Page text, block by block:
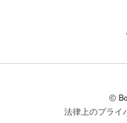
©
法律上のプライ